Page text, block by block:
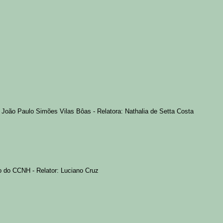
Paulo Simões Vilas Bôas - Relatora: Nathalia de Setta Costa
CCNH - Relator: Luciano Cruz